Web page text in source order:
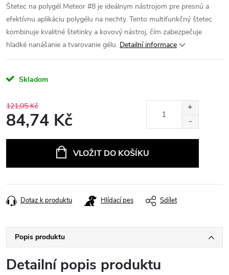
Štetec na polygél Meteor #8 je ideálnym nástrojom pre presnú a
efektívnu aplikáciu polygélu na nechty. Tento multifunkčný štetec
kombinuje kvalitné štetinky a kovový nástroj, čím zabezpečuje
hladké nanášanie a tvarovanie gélu. Detailní informace
Skladom
121,05 Kč
84,74 Kč
VLOŽIT DO KOŠÍKU
Dotaz k produktu Hlídací pes Sdílet
Popis produktu
Detailní popis produktu